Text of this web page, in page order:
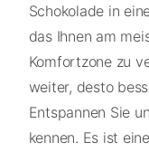
Schokolade in
das Ihnen am
Komfortzone zu
weiter, desto
Entspannen Sie
kennen. Es ist